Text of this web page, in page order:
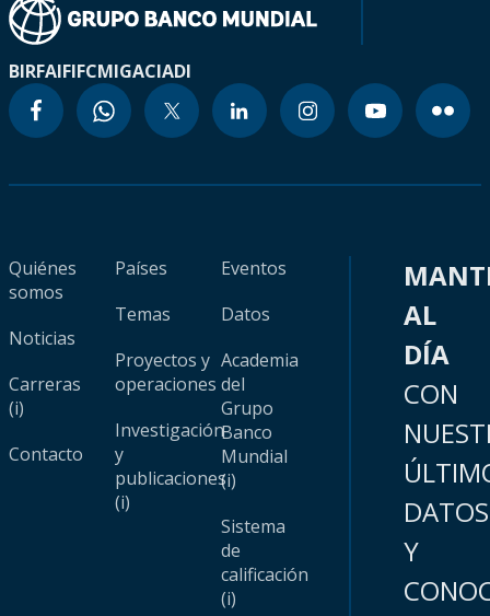
BIRFAIFIFCMIGACIADI
Quiénes
somos
Noticias
Carreras
(i)
Contacto
Países
Temas
Proyectos y
operaciones
Investigación
y
publicaciones
(i)
Eventos
Datos
Academia
del
Grupo
Banco
Mundial
(i)
Sistema
de
calificación
(i)
AL
DÍA
CON
DATOS
Y